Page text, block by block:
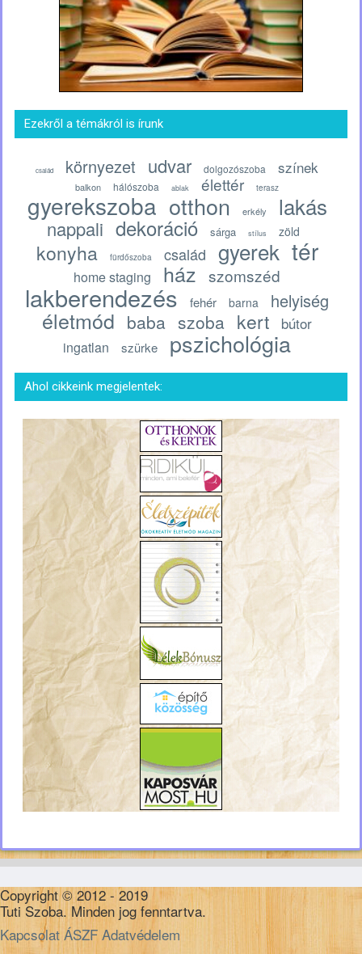
Ezekről a témákról is írunk
család környezet udvar dolgozószoba színek
balkon hálószoba ablak élettér terasz
gyerekszoba otthon erkély lakás
nappali dekoráció sárga stílus zöld
konyha fürdőszoba család gyerek tér
home staging ház szomszéd
lakberendezés fehér barna helyiség
életmód baba szoba kert bútor
ingatlan szürke pszichológia
Ahol cikkeink megjelentek:
Copyright © 2012 - 2019
Tuti Szoba. Minden jog fenntartva.
Kapcsolat ÁSZF Adatvédelem